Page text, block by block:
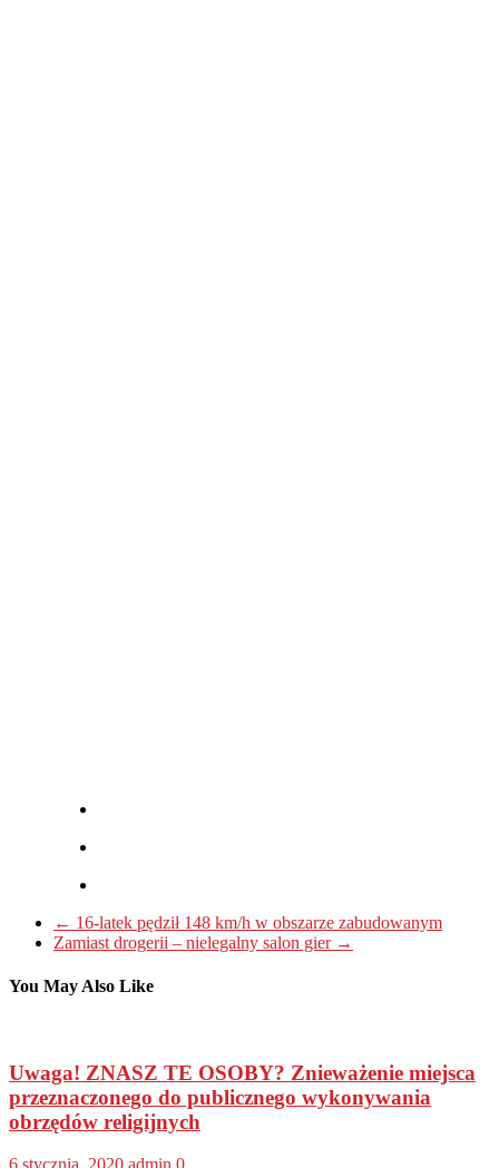
← 16-latek pędził 148 km/h w obszarze zabudowanym
Zamiast drogerii – nielegalny salon gier →
You May Also Like
Uwaga! ZNASZ TE OSOBY? Znieważenie miejsca
przeznaczonego do publicznego wykonywania
obrzędów religijnych